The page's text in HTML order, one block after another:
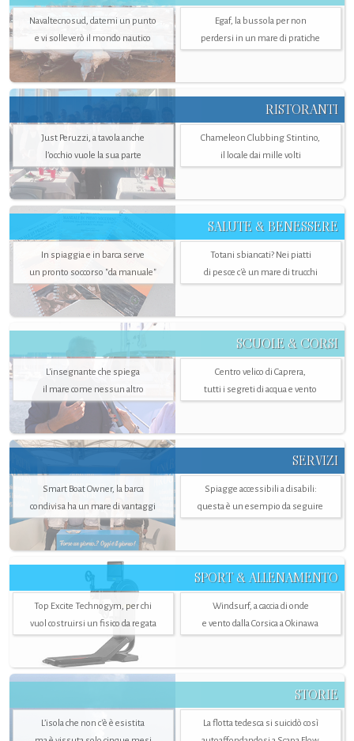
Navaltecnosud, datemi un punto
e vi solleverò il mondo nautico
Egaf, la bussola per non
perdersi in un mare di pratiche
RISTORANTI
Just Peruzzi, a tavola anche
l’occhio vuole la sua parte
Chameleon Clubbing Stintino,
il locale dai mille volti
SALUTE & BENESSERE
In spiaggia e in barca serve
un pronto soccorso "da manuale"
Totani sbiancati? Nei piatti
di pesce c'è un mare di trucchi
SCUOLE & CORSI
L'insegnante che spiega
il mare come nessun altro
Centro velico di Caprera,
tutti i segreti di acqua e vento
SERVIZI
Smart Boat Owner, la barca
condivisa ha un mare di vantaggi
Spiagge accessibili a disabili:
questa è un esempio da seguire
SPORT & ALLENAMENTO
Top Excite Technogym, per chi
vuol costruirsi un fisico da regata
Windsurf, a caccia di onde
e vento dalla Corsica a Okinawa
STORIE
L’isola che non c'è è esistita
La flotta tedesca si suicidò così